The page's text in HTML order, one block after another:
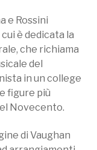
e Rossini
è dedicata la
che richiama
del
in un college
figure più
Novecento.
di Vaughan